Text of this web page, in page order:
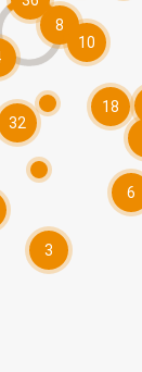
8
32
18
10
6
3